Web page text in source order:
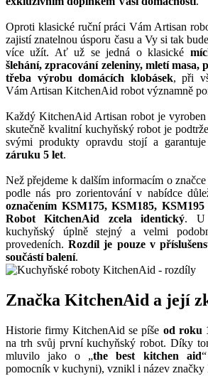
Oproti klasické ruční práci Vám Artisan
zajistí znatelnou úsporu času a Vy si tak
více užít. Ať už se jedná o klasické
šlehání, zpracování zeleniny, mletí masa,
třeba výrobu domácích klobásek, při
Vám Artisan KitchenAid robot významně
Každý KitchenAid Artisan robot je
skutečně kvalitní kuchyňský robot je
svými produkty opravdu stojí a
záruku 5 let.
Než přejdeme k dalším informacím o
podle nás pro zorientování v nabídce
označením KSM175, KSM185,
Robot KitchenAid zcela identický. U
kuchyňský úplně stejný a velmi
provedeních.Rozdíl je pouze v
součástí balení.
Značka KitchenAid a její
Historie firmy KitchenAid se píše od roku
na trh svůj první kuchyňský robot. Díky
mluvilo jako o „the best kitchen aid
pomocník v kuchyni), vznikl i název